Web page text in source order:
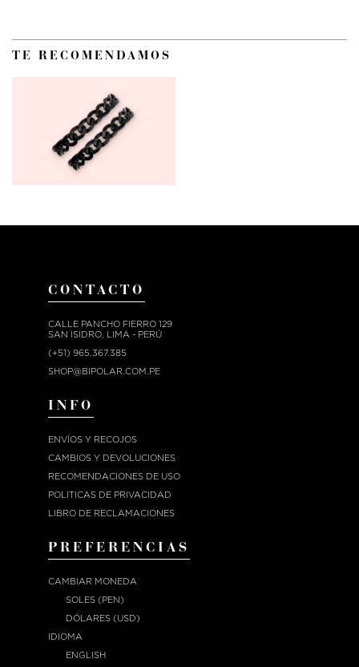
TE RECOMENDAMOS
CONTACTO
CALLE PANCHO FIERRO 129
SAN ISIDRO, LIMA - PERÚ
(+51) 965.367.385
SHOP@BIPOLAR.COM.PE
INFO
ENVÍOS Y RECOJOS
CAMBIOS Y DEVOLUCIONES
RECOMENDACIONES DE USO
POLITICAS DE PRIVACIDAD
LIBRO DE RECLAMACIONES
PREFERENCIAS
CAMBIAR MONEDA
SOLES (PEN)
DÓLARES (USD)
IDIOMA
ENGLISH